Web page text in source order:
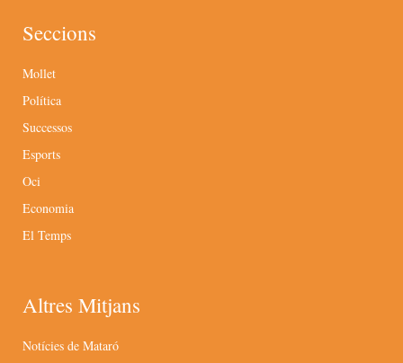
Seccions
Mollet
Política
Successos
Esports
Oci
Economia
El Temps
Altres Mitjans
Notícies de Mataró